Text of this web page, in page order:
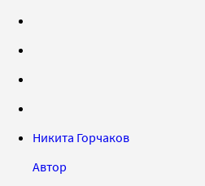
Никита Горчаков
Автор